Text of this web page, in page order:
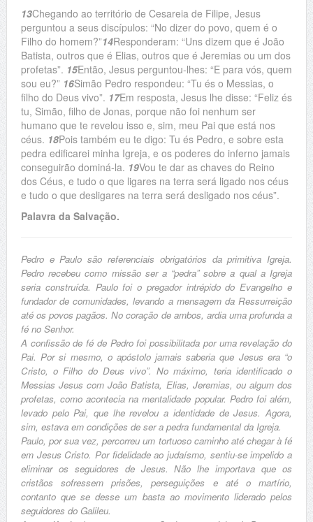
13Chegando ao território de Cesareia de Filipe, Jesus
perguntou a seus discípulos: “No dizer do povo, quem é o
Filho do homem?”14Responderam: “Uns dizem que é João
Batista, outros que é Elias, outros que é Jeremias ou um dos
profetas”. 15Então, Jesus perguntou-lhes: “E para vós, quem
sou eu?” 16Simão Pedro respondeu: “Tu és o Messias, o
filho do Deus vivo”. 17Em resposta, Jesus lhe disse: “Feliz és
tu, Simão, filho de Jonas, porque não foi nenhum ser
humano que te revelou isso e, sim, meu Pai que está nos
céus. 18Pois também eu te digo: Tu és Pedro, e sobre esta
pedra edificarei minha Igreja, e os poderes do inferno jamais
conseguirão dominá-la. 19Vou te dar as chaves do Reino
dos Céus, e tudo o que ligares na terra será ligado nos céus
e tudo o que desligares na terra será desligado nos céus”.
Palavra da Salvação.
Pedro e Paulo são referenciais obrigatórios da primitiva Igreja.
Pedro recebeu como missão ser a “pedra” sobre a qual a Igreja
seria construída. Paulo foi o pregador intrépido do Evangelho e
fundador de comunidades, levando a mensagem da Ressurreição
até os povos pagãos. No coração de ambos, ardia uma profunda a
fé no Senhor.
A confissão de fé de Pedro foi possibilitada por uma revelação do
Pai. Por si mesmo, o apóstolo jamais saberia que Jesus era “o
Cristo, o Filho do Deus vivo”. No máximo, teria identificado o
Messias Jesus com João Batista, Elias, Jeremias, ou algum dos
profetas, como acontecia na mentalidade popular. Pedro foi além,
levado pelo Pai, que lhe revelou a identidade de Jesus. Agora,
sim, estava em condições de ser a pedra fundamental da Igreja.
Paulo, por sua vez, percorreu um tortuoso caminho até chegar à fé
em Jesus Cristo. Por fidelidade ao judaísmo, sentiu-se impelido a
eliminar os seguidores de Jesus. Não lhe importava que os
cristãos sofressem prisões, perseguições e até o martírio,
contanto que se desse um basta ao movimento liderado pelos
seguidores do Galileu.